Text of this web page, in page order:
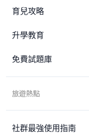
育兒攻略
升學教育
免費試題庫
旅遊熱點
社群最強使用指南